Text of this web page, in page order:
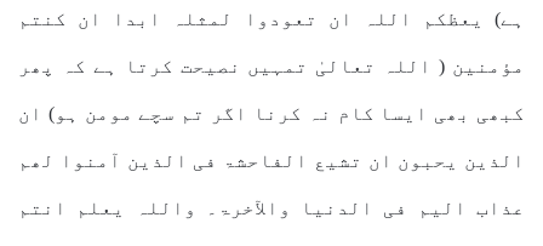
ہے) یعظکم اللہ ان تعودوا لمثلہ ابدا ان کنتم
مؤمنین ( اللہ تعالیٰ تمہیں نصیحت کرتا ہے کہ پھر
کبھی بھی ایسا کام نہ کرنا اگر تم سچے مومن ہو) ان
الذین یحبون ان تشیع الفاحشۃ فی الذین آمنوا لھم
عذاب الیم فی الدنیا والآخرۃ۔ واللہ یعلم انتم